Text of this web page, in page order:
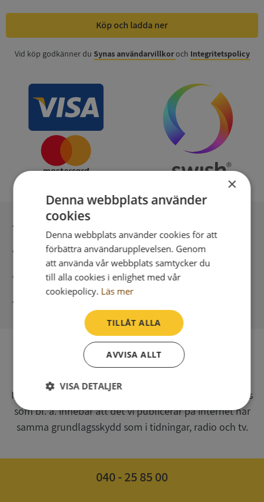
Köp och ladda ner
Vid köp godkänner du Synas användarvillkoroch Integritetspolicy
Säker betalning med stripe
Direkt digital leverans
Syna har för webbplatsen www.syna.se ett av
Myndigheten för press, radio och tv s.k. utgivningsbevis
som bl. a. innebär att det vi publicerar på internet har
samma grundlagsskydd som i tidningar, radio och tv.
040 - 25 85 00
×
Denna webbplats använder
cookies
Denna webbplats använder cookies för att
förbättra användarupplevelsen. Genom
att använda vår webbplats samtycker du
till alla cookies i enlighet med vår
cookiepolicy. Läs mer
TILLÅT ALLA
AVVISA ALLT
VISA DETALJER
Strikt
nödvändigt
Prestanda Inriktning